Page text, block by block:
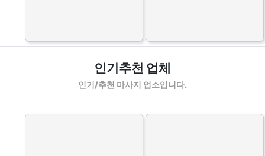
인기추천 업체
인기/추천 마사지 업소입니다.